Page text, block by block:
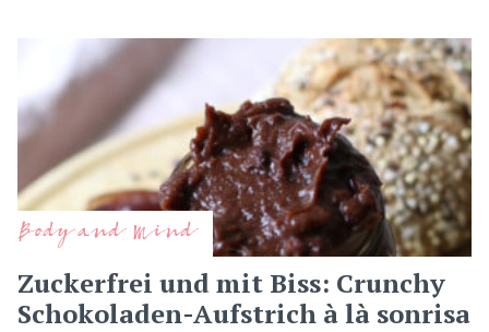
Body and Mind
Zuckerfrei und mit Biss: Crunchy
Schokoladen-Aufstrich à là sonrisa